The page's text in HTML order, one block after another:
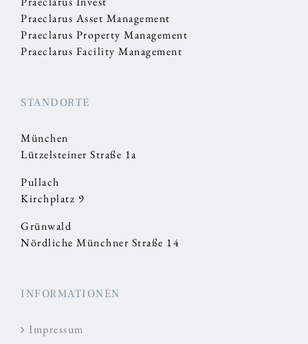
Praeclarus Asset Management
Praeclarus Property Management
Praeclarus Facility Management
STANDORTE
München
Lützelsteiner Straße 1a
Pullach
Kirchplatz 9
Grünwald
Nördliche Münchner Straße 14
INFORMATIONEN
Impressum